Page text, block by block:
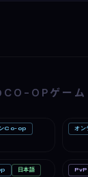
CO-OPゲーム
ンCo-op
オ
PC
日本語 め
PvP